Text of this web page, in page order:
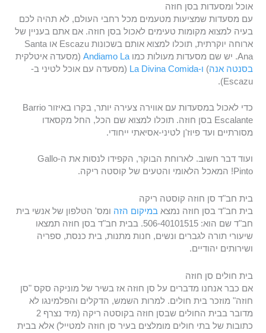
אוכל ומסעדות בסן חוזה
עם מסעדות שמציעות מטעמים מכל רחבי העולם, לא תהיה לכם
בעיה למצוא מקומות טעימים לאכול בסן חוזה. אם אתם בעניין של
ארוחה יוקרתית, תוכלו למצוא אותם בשכונות Escazu או Santa
Ana. יש שם מסעדות מעולות כמו
Andiamo La (מסעדה איטלקית
בסנטה אנה) ו-La Divina Comida
(מסעדה עם אוכל לטיני ב-
Escazu).
כדי לאכול במסעדות עם אווירה צעירה יותר, בקרו באיזור Barrio
Escalante בסן חוזה. תוכלו למצוא שם הכל, החל מקסאדו
מסורתיים ועד פיוז'ן לטיני-אסיאתי ייחודי.
ועוד דבר חשוב. לארוחת הבוקר, הקפידו לנסות את ה-Gallo
Pinto! המאכל הלאומי והטעים של קוסטה ריקה.
בית חב"ד סן חוזה קוסטה ריקה
בית חב"ד בסן חוזה נמצאבמיקום הזה ומס' הטלפון של אנשי בית
חב"ד שם הוא: 506-40101515. בבית חב"ד בסן חוזה תמצאו
שיעורי תורה לגברים ונשים, חנות מתנות, בית כנסת, ספריה
ושירותים יהודיים.
בית חולים סן חוזה
אם כבר אנחנו מדברים על סן חוזה אז בשיר של מוניקה סקס "סן
חוזה" מוזכר בית חולים. למרות השמש, הדקלים והפלמינגו לא
מדובר בבית החולים שבסן חוזה בקוסטה ריקה (מיד נצרף 2
כתובות של בתי חולים מומלצים בעיר סן חוזה למטייל) אלא בבית